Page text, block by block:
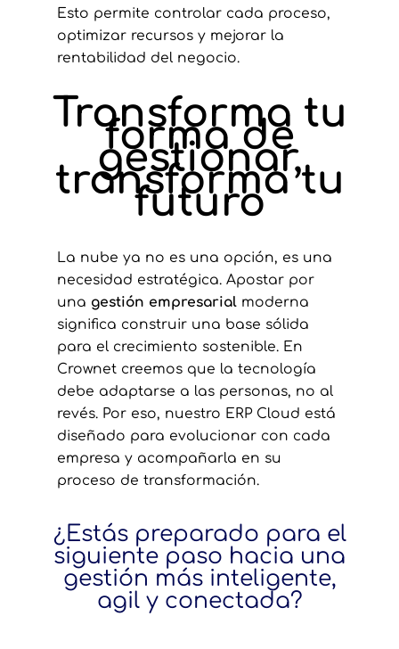
Esto permite controlar cada proceso,
optimizar recursos y mejorar la
rentabilidad del negocio.
Transforma tu
forma de
gestionar,
transforma tu
futuro
La nube ya no es una opción, es una
necesidad estratégica. Apostar por
una gestión empresarial moderna
significa construir una base sólida
para el crecimiento sostenible. En
Crownet creemos que la tecnología
debe adaptarse a las personas, no al
revés. Por eso, nuestro ERP Cloud está
diseñado para evolucionar con cada
empresa y acompañarla en su
proceso de transformación.
¿Estás preparado para el
siguiente paso hacia una
gestión más inteligente,
agil y conectada?